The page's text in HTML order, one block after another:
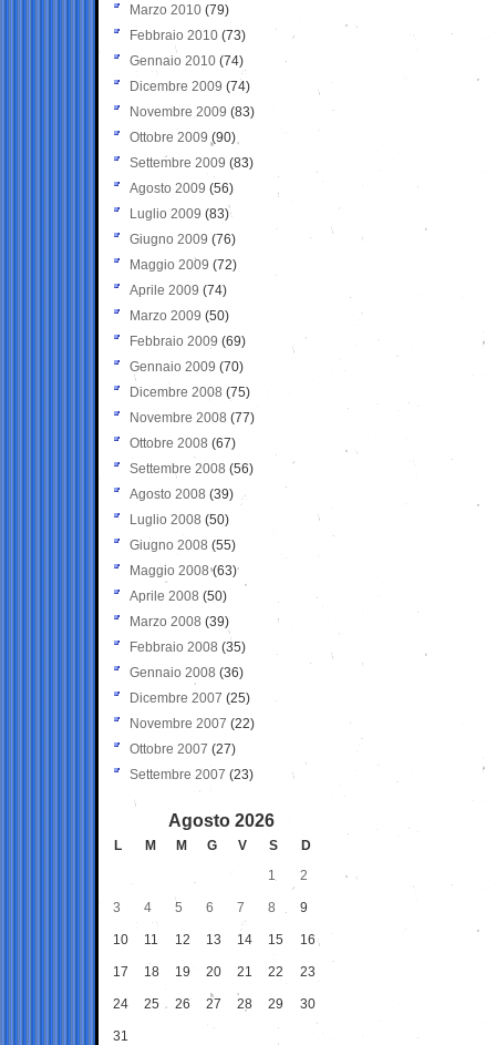
Marzo 2010 (79)
Febbraio 2010 (73)
Gennaio 2010 (74)
Dicembre 2009 (74)
Novembre 2009 (83)
Ottobre 2009 (90)
Settembre 2009 (83)
Agosto 2009 (56)
Luglio 2009 (83)
Giugno 2009 (76)
Maggio 2009 (72)
Aprile 2009 (74)
Marzo 2009 (50)
Febbraio 2009 (69)
Gennaio 2009 (70)
Dicembre 2008 (75)
Novembre 2008 (77)
Ottobre 2008 (67)
Settembre 2008 (56)
Agosto 2008 (39)
Luglio 2008 (50)
Giugno 2008 (55)
Maggio 2008(63)
Aprile 2008 (50)
Marzo 2008 (39)
Febbraio 2008 (35)
Gennaio 2008 (36)
Dicembre 2007 (25)
Novembre 2007 (22)
Ottobre 2007 (27)
Settembre 2007 (23)
Agosto 2026
L M M G V S
D
1
2
3 4 5 6 7 8 9
10 11 12 13 14 15 16
17 18 19 20 21 22 23
24 25 26 27 28 29 30
31